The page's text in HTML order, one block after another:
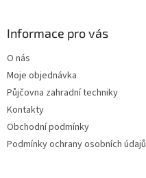
Informace pro vás
O nás
Moje objednávka
Půjčovna zahradní techniky
Kontakty
Obchodní podmínky
Podmínky ochrany osobních údajů